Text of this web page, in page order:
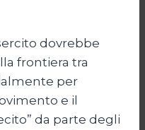
dovrebbe
frontiera tra
per
e il
da parte degli